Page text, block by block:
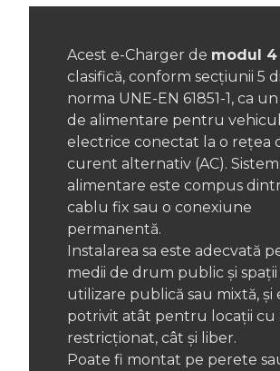
Acest e-Charger de modul 4
clasifică, conform secțiunii 5
norma UNE-EN 61851-1, ca
de alimentare pentru
electrice conectat la o rețea
curent alternativ (AC).
alimentare este compus
cablu fix sau o conexiune
permanentă.
Instalarea sa este adecvată
medii de drum public și spații
utilizare publică sau mixtă, și
potrivit atât pentru locații cu
restricționat, cât și liber.
Poate fi montat pe perete